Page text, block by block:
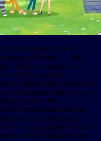
почувствовать себя
WePlay. — Мы
«Простоквашино» у
детства, а новое
современный геймплей.
где каждый может найти
время. Мы
становился частью
компании. —
— яркий пример того,
объединяться».